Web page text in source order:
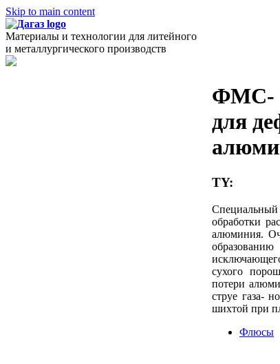
Skip to main content
Материалы и технологии для литейного
и металлургического производств
ФМС-
для
TY:
обработки
алюминия.
сухого
потери
струе газа-
шихтой при
Флюсы